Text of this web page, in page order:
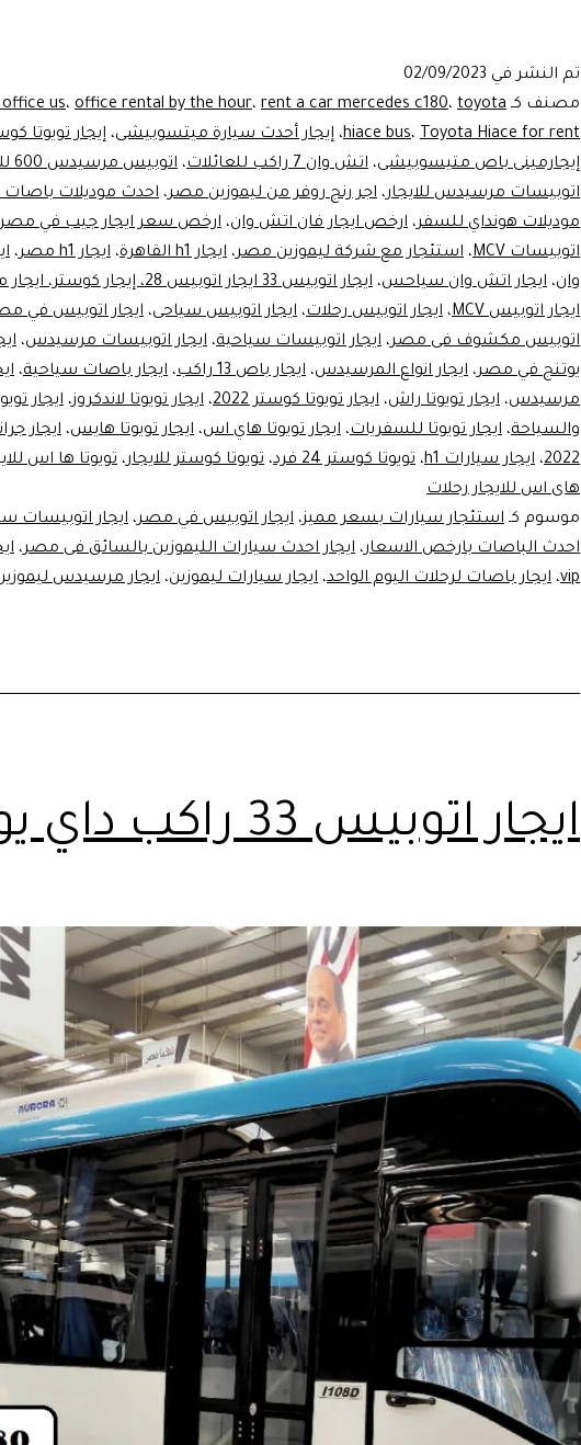
تاجير
اتوبيسات
سياحية
تم النشر في 02/09/2023
مصنف كـ
us، office rental by the hour، rent a car mercedes c180، toyota
hiace bus، Toyota Hiace for rent ، إيجار أحدث سيارة ميتسوبيشى، إيجار تويوتا
إيجارمينى باص متيسوبيشى، اتش وان 7 راكب للعائلات ، اتوبيس مرسيدس 600 للايجار
اتوبيسات مرسيدس للايجار، اجر رنج روفر من ليموزين مصر، احدث موديلات باصات
موديلات هونداي للسفر، ارخص ايجار فان اتش وان، ارخص سعر ايجار جيب في مصر
اتوبيسات MCV
، استئجار مع شركة ليموزين مصر، ايجار h1 القاهرة ، ايجار h1 مصر ،
وان، ايجار اتش وان سياحس، ايجار اتوبيس 33 ايجار اتوبيس 28، إيجار كوستر، ايجار ميكروباص
ايجار اتوبيس MCV
، ايجار اتوبيس رحلات، ايجار اتوبيس سياحى، ايجار اتوبيس في
اتوبيس مكشوف فى مصر، ايجار اتوبيسات سياحية، ايجار اتوبيسات مرسيدس،
يوتنج في مصر، ايجار انواع المرسيدس، ايجار باص 13 راكب ، ايجار باصات سياحية،
مرسيدس، ايجار تويوتا راش، ايجار تويوتا كوستر 2022 ، ايجار تويوتا لاندكروز، ايجار
والسياحة، ايجار تويوتا للسفريات، ايجار تويوتا هاي اس، ايجار تويوتا هايس، ايجار
2022، ايجار سيارات h1 ، تويوتا كوستر 24 فرد ، تويوتا كوستر للايجار، تويوتا ها اس
هاى اس للايجار رحلات
موسوم كـ استئجار سيارات بسعر مميز، ايجار اتوبيس في مصر، ايجار اتوبيسات
احدث الباصات بارخص الاسعار، ايجار احدث سيارات الليموزين بالسائق فى مصر،
vip، ايجار باصات لرحلات اليوم الواحد، ايجار سيارات ليموزين، ايجار مرسيدس
ايجار اتوبيس 33 راكب داي يوز